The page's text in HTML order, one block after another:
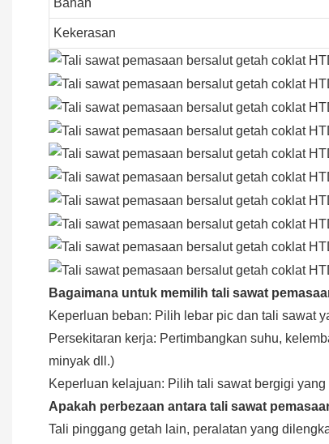
Kekerasan
Bagaimana untuk memilih tali sawat
Keperluan beban: Pilih lebar pic dan tali sawat
Persekitaran kerja: Pertimbangkan suhu,
minyak dll.)
Keperluan kelajuan: Pilih tali sawat bergigi
Apakah perbezaan antara tali sawat
Tali pinggang getah lain, peralatan yang